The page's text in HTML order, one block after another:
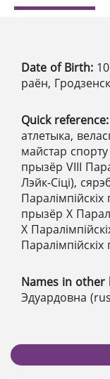
Date of Birth:
раён,
Quick reference:
атлетыка,
майстар
прызёр VIII
Лэйк-Сіці),
прызёр X
X
Names in other
Эдуардовна